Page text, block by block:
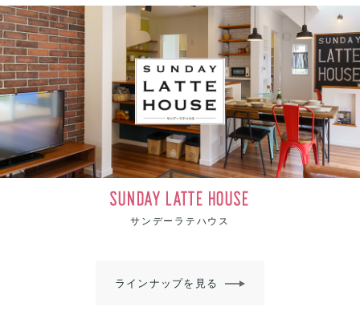
SUNDAY LATTE HOUSE
サンデーラテハウス
ラインナップを見る